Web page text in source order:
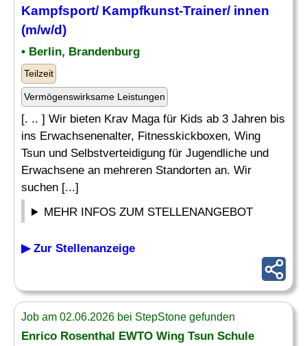
Kampfsport/ Kampfkunst-Trainer/ innen
(m/w/d)
• Berlin, Brandenburg
Teilzeit
Vermögenswirksame Leistungen
[. .. ] Wir bieten Krav Maga für Kids ab 3 Jahren bis
ins Erwachsenenalter, Fitnesskickboxen, Wing
Tsun und Selbstverteidigung für Jugendliche und
Erwachsene an mehreren Standorten an. Wir
suchen [...]
MEHR INFOS ZUM STELLENANGEBOT
▶ Zur Stellenanzeige
Job am 02.06.2026 bei StepStone gefunden
Enrico Rosenthal EWTO Wing Tsun Schule